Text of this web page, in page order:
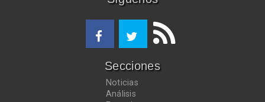
Secciones
Noticias
Análisis